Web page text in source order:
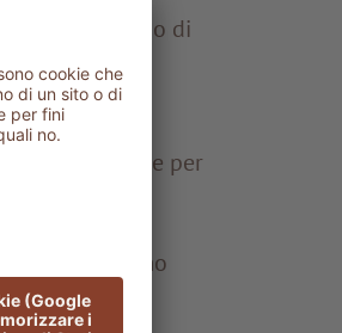
insieme al tipo di
e
acuti, come per
Il sintomo